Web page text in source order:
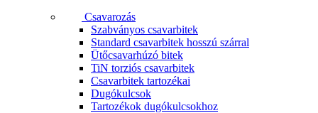
Csavarozás
Szabványos csavarbitek
Standard csavarbitek hosszú szárral
Ütőcsavarhúzó bitek
TiN torziós csavarbitek
Csavarbitek tartozékai
Dugókulcsok
Tartozékok dugókulcsokhoz